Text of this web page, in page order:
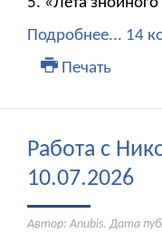
5. «Лета
Подробнее... 14
Печать
Работа с
10.07.2026
Автор: Anubis. Дата